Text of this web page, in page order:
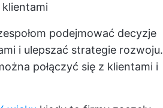
podejmować decyzje
i ulepszać strategie rozwoju.
połączyć się z klientami i